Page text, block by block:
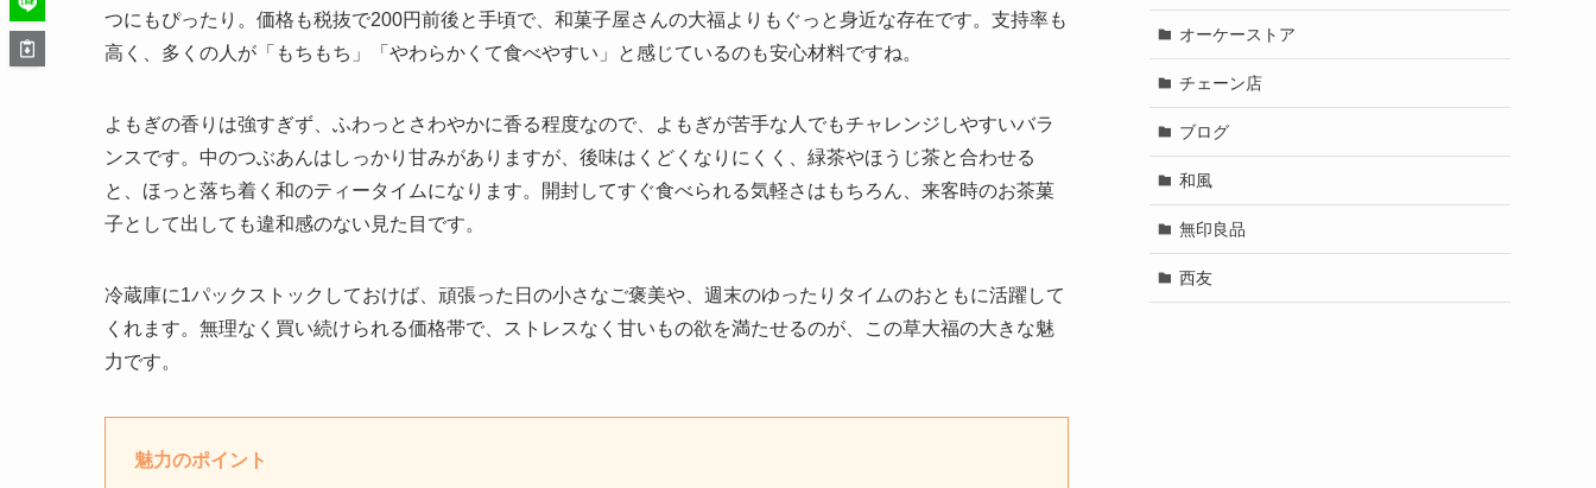
つにもぴったり。価格も税抜で200円前後と手頃で、和菓子屋さんの大福よりもぐっと身近な存在です。支持率も
高く、多くの人が「もちもち」「やわらかくて食べやすい」と感じているのも安心材料ですね。
よもぎの香りは強すぎず、ふわっとさわやかに香る程度なので、よもぎが苦手な人でもチャレンジしやすいバラ
ンスです。中のつぶあんはしっかり甘みがありますが、後味はくどくなりにくく、緑茶やほうじ茶と合わせる
と、ほっと落ち着く和のティータイムになります。開封してすぐ食べられる気軽さはもちろん、来客時のお茶菓
子として出しても違和感のない見た目です。
冷蔵庫に1パックストックしておけば、頑張った日の小さなご褒美や、週末のゆったりタイムのおともに活躍して
くれます。無理なく買い続けられる価格帯で、ストレスなく甘いもの欲を満たせるのが、この草大福の大きな魅
力です。
魅力のポイント
オーケーストア
チェーン店
ブログ
和風
無印良品
西友